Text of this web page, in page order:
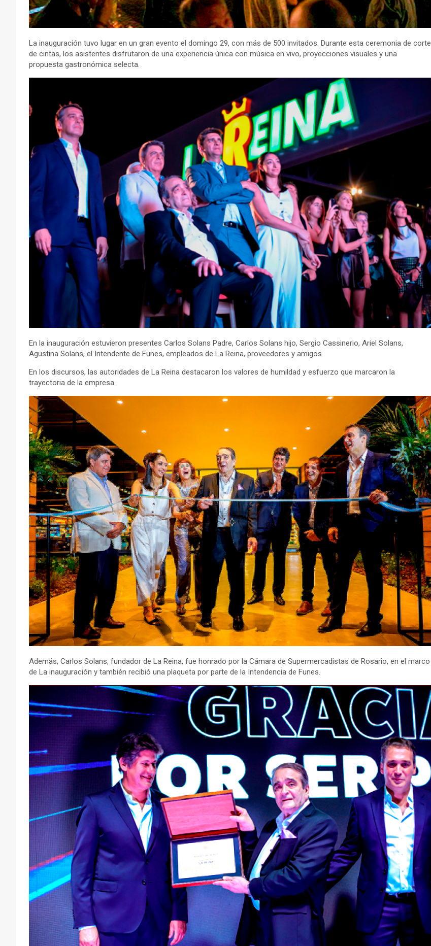
La inauguración tuvo lugar en un gran evento el domingo 29, con más de 500 invitados. Durante esta ceremonia de corte
de cintas, los asistentes disfrutaron de una experiencia única con música en vivo, proyecciones visuales y una
propuesta gastronómica selecta.
En la inauguración estuvieron presentes Carlos Solans Padre, Carlos Solans hijo, Sergio Cassinerio, Ariel Solans,
Agustina Solans, el Intendente de Funes, empleados de La Reina, proveedores y amigos.
En los discursos, las autoridades de La Reina destacaron los valores de humildad y esfuerzo que marcaron la
trayectoria de la empresa.
Además, Carlos Solans, fundador de La Reina, fue honrado por la Cámara de Supermercadistas de Rosario, en el marco
de La inauguración y también recibió una plaqueta por parte de la Intendencia de Funes.